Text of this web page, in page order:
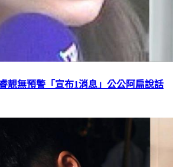
靚無預警「宣布1消息」公公阿扁說話